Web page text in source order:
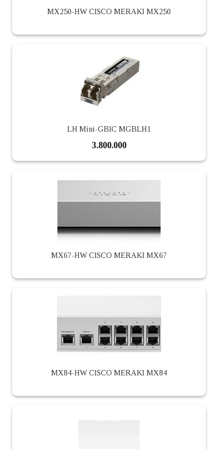
MX250-HW CISCO MERAKI MX250
LH Mini-GBIC MGBLH1
3.800.000
MX67-HW CISCO MERAKI MX67
MX84-HW CISCO MERAKI MX84